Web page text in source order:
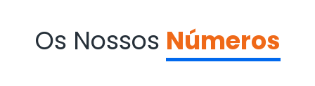
Os Nossos Números